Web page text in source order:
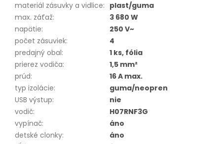
materiál zásuvky a vidlice: plast/guma
max. záťaž:
3 680 W
napätie:
250 V~
počet zásuviek:
4
predajný obal:
1 ks, fólia
prierez vodiča:
1,5 mm²
prúd:
16 A max.
typ izolácie:
guma/neopren
USB výstup:
nie
vodič:
H07RNF3G
vypínač:
áno
detské clonky:
áno